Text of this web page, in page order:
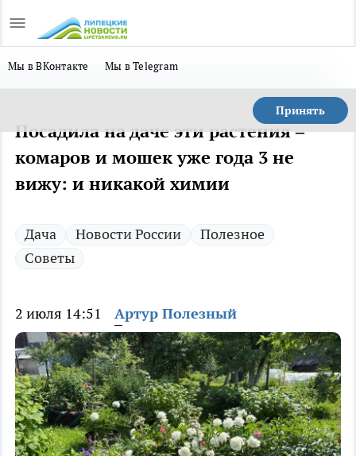
Мы в ВКонтакте Мы в Telegram
Принять
Посадила на даче эти растения –
комаров и мошек уже года 3 не
вижу: и никакой химии
Дача Новости России
Полезное
Советы
2 июля 14:51 Артур Полезный